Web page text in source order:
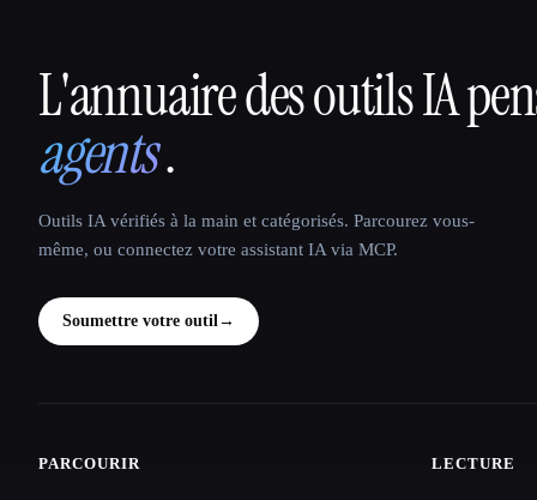
That AI Collection
L'annuaire des outils IA
agents.
Outils IA vérifiés à la main et catégorisés. Parcourez vous-
même, ou connectez votre assistant IA via MCP.
Soumettre votre outil→
Site navigation
PARCOURIR LECTURE